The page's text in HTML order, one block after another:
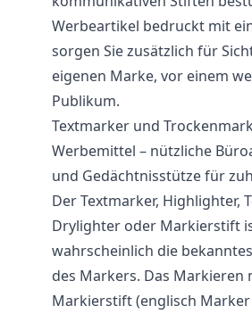
Werbeartikel bedruckt mit
sorgen Sie zusätzlich für
eigenen Marke, vor einem
Publikum.
Textmarker und
Werbemittel – nützliche
und Gedächtnisstütze für
Der Textmarker, Highlighter,
Drylighter oder Markierstift
wahrscheinlich die
des Markers. Das Markieren
Markierstift (englisch Marker